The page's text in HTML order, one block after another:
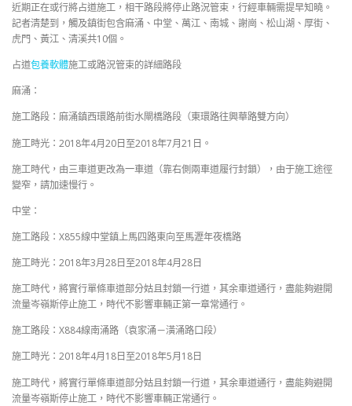
近期正在或行將占道施工，相干路段將停止路況管束，行經車輛需提早知曉。
記者清楚到，觸及鎮街包含麻涌、中堂、萬江、南城、謝崗、松山湖、厚街、
虎門、黃江、清溪共10個。
占道包養軟體施工或路況管束的詳細路段
麻涌：
施工路段：麻涌鎮西環路前街水閘橋路段（東環路往興華路雙方向）
施工時光：2018年4月20日至2018年7月21日。
施工時代，由三車道更改為一車道（靠右側兩車道履行封鎖），由于施工途徑
變窄，請加速慢行。
中堂：
施工路段：X855線中堂鎮上馬四路東向至馬瀝年夜橋路
施工時光：2018年3月28日至2018年4月28日
施工時代，將實行單條車道部分姑且封鎖一行道，其余車道通行，盡能夠避開
流量岑嶺斯停止施工，時代不影響車輛正第一章常通行。
施工路段：X884線南涌路（袁家涌－潢涌路口段）
施工時光：2018年4月18日至2018年5月18日
施工時代，將實行單條車道部分姑且封鎖一行道，其余車道通行，盡能夠避開
流量岑嶺斯停止施工，時代不影響車輛正常通行。